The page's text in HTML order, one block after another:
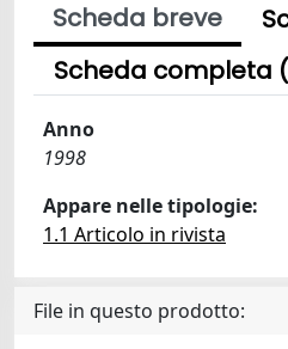
Scheda breve
Scheda completa
Anno
1998
Appare nelle tipologie:
1.1 Articolo in rivista
File in questo prodotto: